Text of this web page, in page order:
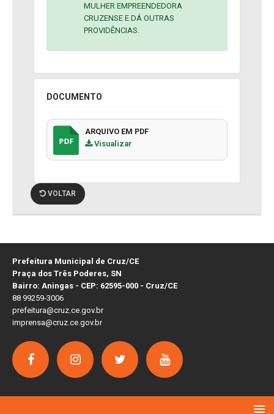
MULHER EMPREENDEDORA
CRUZENSE E DÁ OUTRAS
PROVIDÊNCIAS.
DOCUMENTO
ARQUIVO EM PDF
Visualizar
VOLTAR
Prefeitura Municipal de Cruz/CE
Praça dos Três Poderes, SN
Bairro: Aningas - CEP: 62595-000 - Cruz/CE
88 99259-3006
prefeitura@cruz.ce.gov.br
imprensa@cruz.ce.gov.br